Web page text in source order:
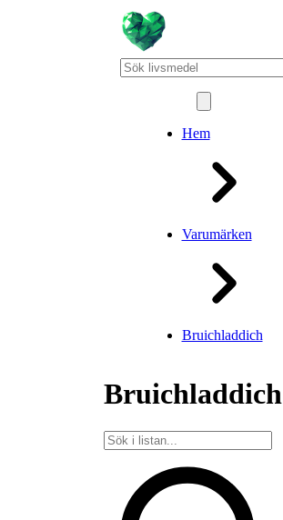
Hem
Varumärken
Bruichladdich
Bruichladdich